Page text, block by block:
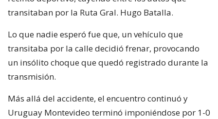
transitaban por la Ruta Gral. Hugo Batalla.
Lo que nadie esperó fue que, un vehículo que
transitaba por la calle decidió frenar, provocando
un insólito choque que quedó registrado durante la
transmisión.
Más allá del accidente, el encuentro continuó y
Uruguay Montevideo terminó imponiéndose por 1-0